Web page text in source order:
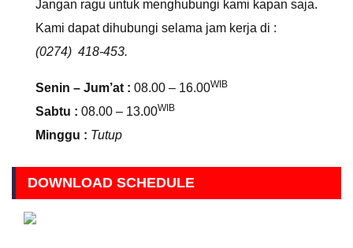
Jangan ragu untuk menghubungi kami kapan saja.
Kami dapat dihubungi selama jam kerja di :
(0274) 418-453.
Senin – Jum’at : 08.00 – 16.00WIB
Sabtu : 08.00 – 13.00WIB
Minggu : Tutup
DOWNLOAD SCHEDULE